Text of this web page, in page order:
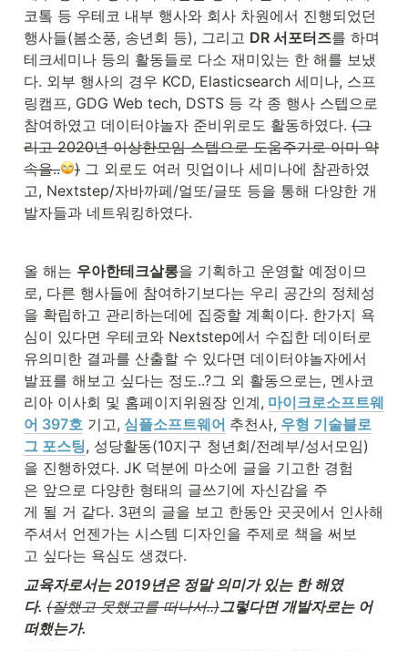
코톸 등 우테코 내부 행사와 회사 차원에서 진행되었던
행사들(봄소풍, 송년회 등), 그리고 DR 서포터즈를 하며
테크세미나 등의 활동들로 다소 재미있는 한 해를 보냈
다. 외부 행사의 경우 KCD, Elasticsearch 세미나, 스프
링캠프, GDG Web tech, DSTS 등 각 종 행사 스텝으로
참여하였고 데이터야놀자 준비위로도 활동하였다. (그
리고 2020년 이상한모임 스텝으로 도움주기로 이미 약
속을..
) 그 외로도 여러 밋업이나 세미나에 참관하였
고, Nextstep/자바까페/얼또/글또 등을 통해 다양한 개
발자들과 네트워킹하였다.
올 해는 우아한테크살롱을 기획하고 운영할 예정이므
로, 다른 행사들에 참여하기보다는 우리 공간의 정체성
을 확립하고 관리하는데에 집중할 계획이다. 한가지 욕
심이 있다면 우테코와 Nextstep에서 수집한 데이터로
유의미한 결과를 산출할 수 있다면 데이터야놀자에서
발표를 해보고 싶다는 정도..?그 외 활동으로는, 멘사코
리아 이사회 및 홈페이지위원장 인계, 마이크로소프트웨
어 397호 기고, 심플소프트웨어 추천사, 우형 기술블로
그 포스팅, 성당활동(10지구 청년회/전례부/성서모임)
을 진행하였다. JK 덕분에 마소에 글을 기고한 경험
은 앞으로 다양한 형태의 글쓰기에 자신감을 주
게 될 거 같다. 3편의 글을 보고 한동안 곳곳에서 인사해
주셔서 언젠가는 시스템 디자인을 주제로 책을 써보
고 싶다는 욕심도 생겼다.
교육자로서는 2019년은 정말 의미가 있는 한 해였
다. (잘했고 못했고를 떠나서..)그렇다면 개발자로는 어
떠했는가.